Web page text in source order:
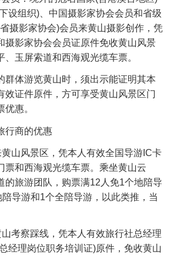
设组织)、中国摄影家协会会员和省级
摄影家协会)会员来黄山摄影创作，凭
摄影家协会会员证原件免收黄山风景
、玉屏索道和西海观光缆车票。
群体游览黄山时，须出示能证明其本
效证件原件，方可享受黄山风景区门
惠。
行商的优惠
山风景区，凭本人有效全国导游IC卡
票和西海观光缆车票。乘坐黄山云
的旅游团队，购票满12人免1个地陪导
导游和1个全陪导游，以此类推，当
考察踩线，凭本人有效旅行社总经理
经理岗位职务培训证)原件，免收黄山